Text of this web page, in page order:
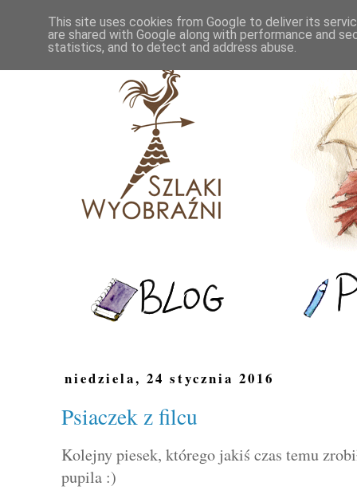
niedziela, 24 stycznia 2016
Psiaczek z filcu
Kolejny piesek, którego jakiś czas temu
pupila :)
This site uses cookies from Google to deliver its
are shared with Google along with performance and
statistics, and to detect and address abuse.